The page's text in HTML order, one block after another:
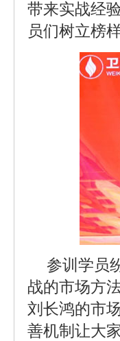
带来实战经
员们树立榜样
参训学员
战的市场方
刘长鸿的市
善机制让大